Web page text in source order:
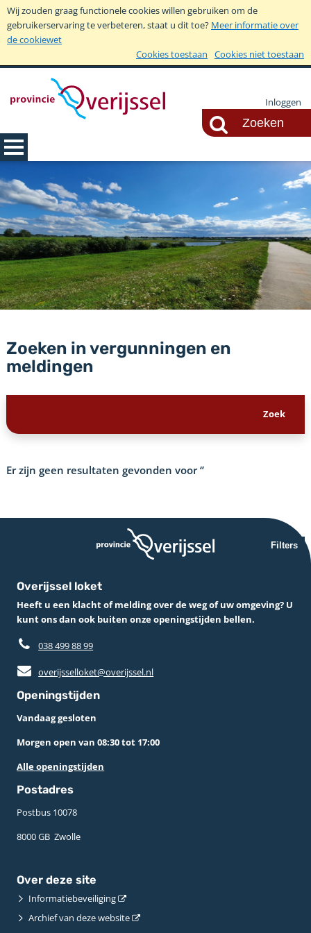
Wij zouden graag functionele cookies willen gebruiken om de
gebruikerservaring te verbeteren, staat u dit toe? Meer informatie over
de cookiewet
Cookies toestaan
Cookies niet toestaan
Inloggen
Zoeken in vergunningen en
meldingen
Er zijn geen resultaten gevonden voor‘’
Filters
Overijssel loket
Heeft u een klacht of melding over de weg of uw omgeving? U
kunt ons dan ook buiten onze openingstijden bellen.
038 499 88 99
overijsselloket@overijssel.nl
Openingstijden
Vandaag gesloten
Morgen open van 08:30 tot 17:00
Alle openingstijden
Postadres
Postbus 10078 ­
8000 GB ­ Zwolle
Over deze site
Informatiebeveiliging
Archief van deze website